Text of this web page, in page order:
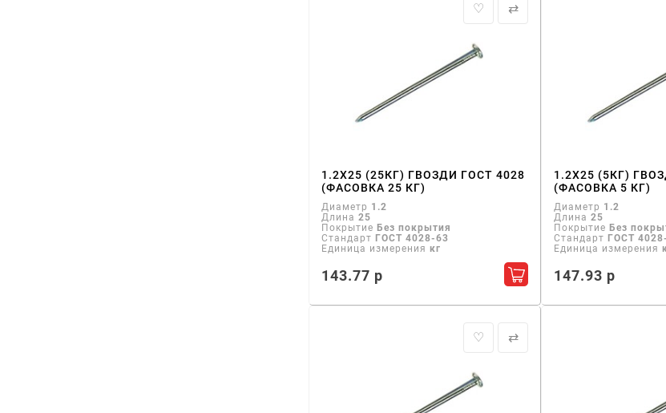
♡ ⇄
1.2Х25 (25КГ) ГВОЗДИ ГОСТ 4028
(ФАСОВКА 25 КГ)
Диаметр 1.2
Длина 25
Покрытие Без покрытия
Стандарт ГОСТ 4028-63
Единица измерения кг
143.77 р Добавить в корзину
1.2Х25 (5КГ)
(ФАСОВКА 5 КГ)
Диаметр 1.2
Длина 25
Покрытие Без
Стандарт ГОСТ
Единица измерения
147.93 р
♡ ⇄